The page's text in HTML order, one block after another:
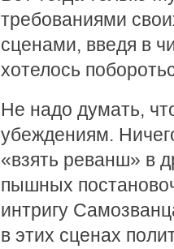
требованиями
сценами, введя в
хотелось
Не надо думать,
убеждениям.
«взять реванш» в
пышных
интригу
в этих сценах